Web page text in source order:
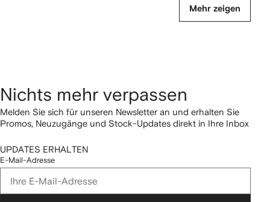
Mehr zeigen
Nichts mehr verpassen
Melden Sie sich für unseren Newsletter an und erhalten Sie
Promos, Neuzugänge und Stock-Updates direkt in Ihre Inbox
UPDATES ERHALTEN
E-Mail-Adresse